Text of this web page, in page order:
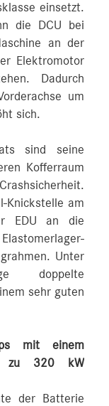
einsetzt.
die DCU bei
an der
Elektromotor
Dadurch
um
sich.
sind seine
Kofferraum
Knickstelle am
EDU an die
Unter
doppelte
sehr guten
mit einem
zu 320 kW
der Batterie